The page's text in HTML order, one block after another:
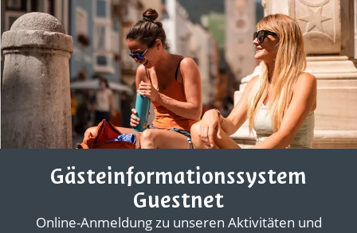
Gästeinformationssystem
Guestnet
Online-Anmeldung zu unseren Aktivitäten und